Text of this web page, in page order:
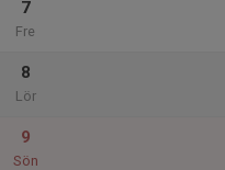
7
Fre
8
Lör
9
Sön